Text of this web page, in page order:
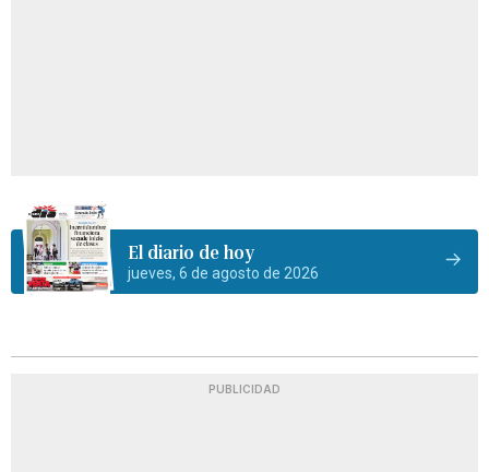
El diario de hoy
jueves, 6 de agosto de 2026
PUBLICIDAD